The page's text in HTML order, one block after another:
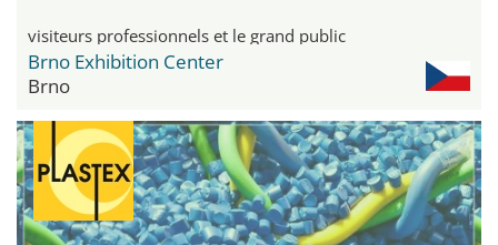
visiteurs professionnels et le grand public
Brno Exhibition Center
Brno